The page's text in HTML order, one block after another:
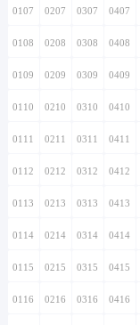
0107 0207 0307 0407
0108 0208 0308 0408
0109 0209 0309 0409
0110 0210 0310 0410
0111 0211 0311 0411
0112 0212 0312 0412
0113 0213 0313 0413
0114 0214 0314 0414
0115 0215 0315 0415
0116 0216 0316 0416